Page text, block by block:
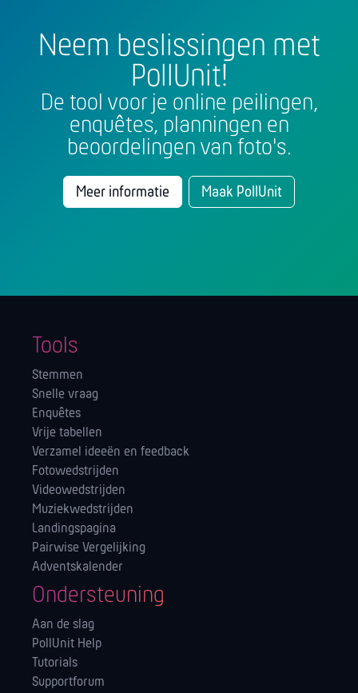
Neem beslissingen met
PollUnit!
De tool voor je online peilingen,
enquêtes, planningen en
beoordelingen van foto's.
Meer informatie Maak PollUnit
Tools
Stemmen
Snelle vraag
Enquêtes
Vrije tabellen
Verzamel ideeën en feedback
Fotowedstrijden
Videowedstrijden
Muziekwedstrijden
Landingspagina
Pairwise Vergelijking
Adventskalender
Ondersteuning
Aan de slag
PollUnit Help
Tutorials
Supportforum